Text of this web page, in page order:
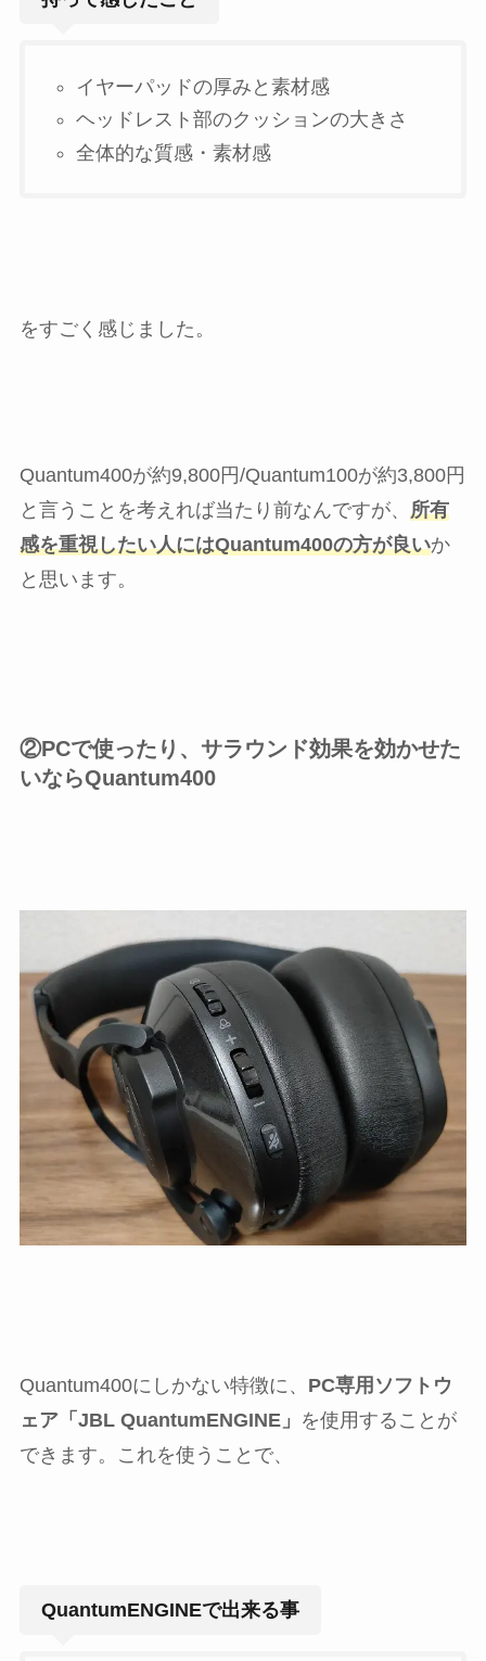
イヤーパッドの厚みと素材感
ヘッドレスト部のクッションの大きさ
全体的な質感・素材感
をすごく感じました。
Quantum400が約9,800円/Quantum100が約3,800円
と言うことを考えれば当たり前なんですが、 所有
感を重視したい人にはQuantum400の方が良いか
と思います。
②PCで使ったり、サラウンド効果を効かせた
いならQuantum400
Quantum400にしかない特徴に、 PC専用ソフトウ
ェア「JBL QuantumENGINE」 を使用することが
できます。これを使うことで、
QuantumENGINEで出来る事